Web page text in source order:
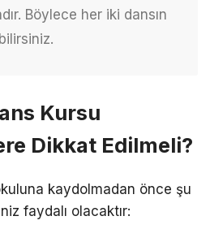
Böylece her iki dansın
Kursu
Dikkat Edilmeli?
kaydolmadan önce şu
faydalı olacaktır: